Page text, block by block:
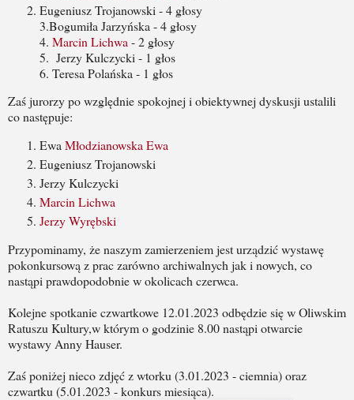
Eugeniusz Trojanowski - 4 głosy
3.Bogumiła Jarzyńska - 4 głosy
4. Marcin Lichwa - 2 głosy
5. Jerzy Kulczycki - 1 głos
6. Teresa Polańska - 1 głos
Zaś jurorzy po względnie spokojnej i obiektywnej dyskusji ustalili
co następuje:
EwaMłodzianowska Ewa
Eugeniusz Trojanowski
Jerzy Kulczycki
Marcin Lichwa
Jerzy Wyrębski
Przypominamy, że naszym zamierzeniem jest urządzić wystawę
pokonkursową z prac zarówno archiwalnych jak i nowych, co
nastąpi prawdopodobnie w okolicach czerwca.
Kolejne spotkanie czwartkowe 12.01.2023 odbędzie się w Oliwskim
Ratuszu Kultury,w którym o godzinie 8.00 nastąpi otwarcie
wystawy Anny Hauser.
Zaś poniżej nieco zdjęć z wtorku (3.01.2023 - ciemnia) oraz
czwartku (5.01.2023 - konkurs miesiąca).